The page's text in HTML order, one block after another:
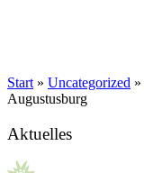
Start » Uncategorized »
Augustusburg
Aktuelles